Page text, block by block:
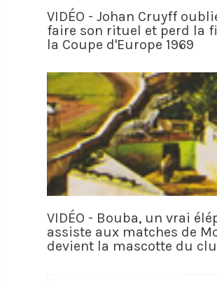
VIDÉO - Johan Cruyff
faire son rituel et perd la
la Coupe d'Europe 1969
VIDÉO - Bouba, un vrai
assiste aux matches de
devient la mascotte du